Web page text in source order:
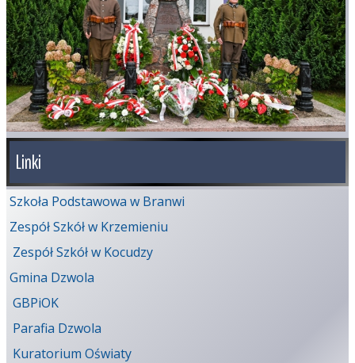
Linki
Szkoła Podstawowa w Branwi
Zespół Szkół w Krzemieniu
Zespół Szkół w Kocudzy
Gmina Dzwola
GBPiOK
Parafia Dzwola
Kuratorium Oświaty